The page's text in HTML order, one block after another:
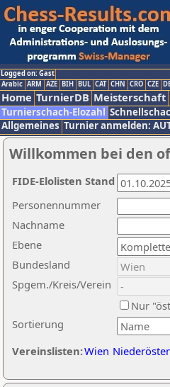
Logged on: Gast
Arabic ARM AZE BIH BUL CAT CHN CRO CZE
Home TurnierDB Meisterschaft
Turnierschach-Elozahl
Allgemeines Turnier anmelden:
Willkommen bei den
Nachname
Ebene
Sortierung
Personennummer
Bundesland
Spgem./Kreis/Verein
Nur
Vereinslisten:Wien
FIDE-Elolisten Stand